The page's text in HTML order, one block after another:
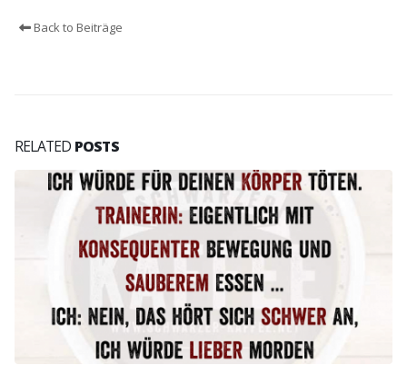
Back to Beiträge
RELATED POSTS